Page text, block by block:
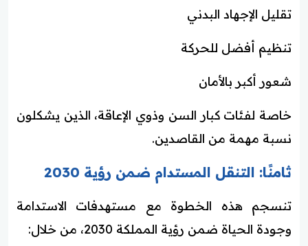
تقليل الإجهاد البدني
تنظيم أفضل للحركة
شعور أكبر بالأمان
خاصة لفئات كبار السن وذوي الإعاقة، الذين يشكلون
نسبة مهمة من القاصدين.
ثامنًا: التنقل المستدام ضمن رؤية 2030
تنسجم هذه الخطوة مع مستهدفات الاستدامة
وجودة الحياة ضمن رؤية المملكة 2030، من خلال: